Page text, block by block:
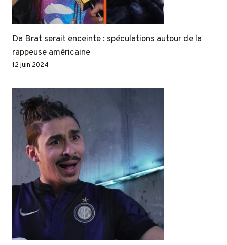
Da Brat serait enceinte : spéculations autour de la
rappeuse américaine
12 juin 2024